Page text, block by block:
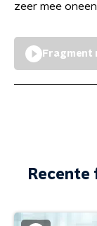
zeer mee
Fragment